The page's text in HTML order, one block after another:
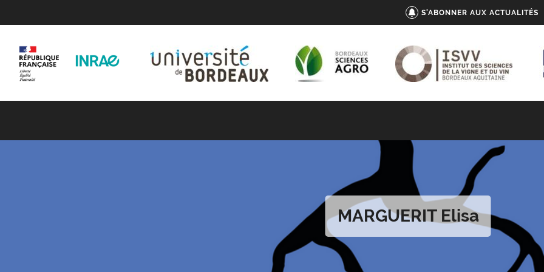
S'ABONNER AUX ACTUALITÉS
MARGUERIT Elisa